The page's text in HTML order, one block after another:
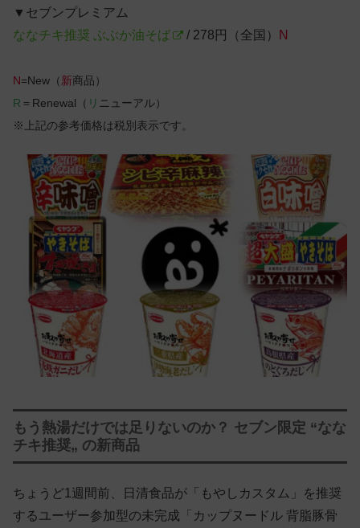
▼セブンプレミアム
ななチキ推奨 ぶぶか油そば
/ 278円（全国） N
N=New（新商品）
R ＝Renewal（ リ ニューアル）
※上記の参考価格は税別表示です。
もう熱湯だけでは足りないのか？ セブン限定 “なな
チキ推奨„ の新商品
ちょうど1週間前、日清食品が「もやしカスタム」を推奨
するユーザー参加型の未完成「カップヌードル 背脂豚骨